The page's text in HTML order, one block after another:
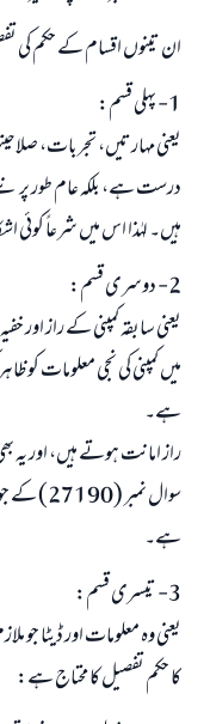
ان تینوں اقسام کے حکم کی
1- پہلی قسم:
یعنی مہارتیں، تجربات،
درست ہے، بلکہ عام طور پر
ہیں۔ لہٰذا اس میں شرعاً کوئی
2- دوسری قسم:
یعنی سابقہ کمپنی کے راز اور
میں کمپنی کی نجی معلومات کو
ہے۔
راز امانت ہوتے ہیں، اور
سوال
ہے۔
3- تیسری قسم:
یعنی وہ معلومات اور ڈیٹا
کا حکم تفصیل کا محتاج ہے: